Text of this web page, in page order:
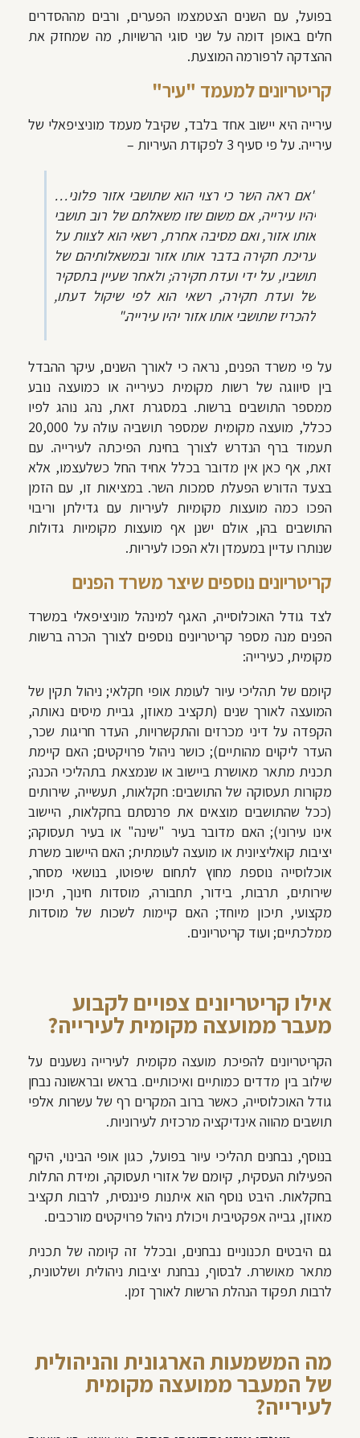
בפועל, עם השנים הצטמצמו הפערים, ורבים מההסדרים
חלים באופן דומה על שני סוגי הרשויות, מה שמחזק את
ההצדקה לרפורמה המוצעת.
קריטריונים למעמד "עיר"
עירייה היא יישוב אחד בלבד, שקיבל מעמד מוניציפאלי של
עירייה. על פי סעיף 3 לפקודת העיריות –
"אם ראה השר כי רצוי הוא שתושבי אזור פלוני…
יהיו עירייה, אם משום שזו משאלתם של רוב תושבי
אותו אזור, ואם מסיבה אחרת, רשאי הוא לצוות על
עריכת חקירה בדבר אותו אזור ובמשאלותיהם של
תושביו, על ידי ועדת חקירה; ולאחר שעיין בתסקיר
של ועדת חקירה, רשאי הוא לפי שיקול דעתו,
להכריז שתושבי אותו אזור יהיו עירייה."
על פי משרד הפנים, נראה כי לאורך השנים, עיקר ההבדל
בין סיווגה של רשות מקומית כעירייה או כמועצה נובע
ממספר התושבים ברשות. במסגרת זאת, נהג נוהג לפיו
ככלל, מועצה מקומית שמספר תושביה עולה על 20,000
תעמוד ברף הנדרש לצורך בחינת הפיכתה לעירייה. עם
זאת, אף כאן אין מדובר בכלל אחיד החל כשלעצמו, אלא
בצעד הדורש הפעלת סמכות השר. במציאות זו, עם הזמן
הפכו כמה מועצות מקומיות לעיריות עם גדילתן וריבוי
התושבים בהן, אולם ישנן אף מועצות מקומיות גדולות
שנותרו עדיין במעמדן ולא הפכו לעיריות.
קריטריונים נוספים שיצר משרד הפנים
לצד גודל האוכלוסייה, האגף למינהל מוניציפאלי במשרד
הפנים מנה מספר קריטריונים נוספים לצורך הכרה ברשות
מקומית, כעירייה:
קיומם של תהליכי עיור לעומת אופי חקלאי; ניהול תקין של
המועצה לאורך שנים (תקציב מאוזן, גביית מיסים נאותה,
הקפדה על דיני מכרזים והתקשרויות, העדר חריגות שכר,
העדר ליקוים מהותיים); כושר ניהול פרויקטים; האם קיימת
תכנית מתאר מאושרת ביישוב או שנמצאת בתהליכי הכנה;
מקורות תעסוקה של התושבים: חקלאות, תעשייה, שירותים
(ככל שהתושבים מוצאים את פרנסתם בחקלאות, היישוב
אינו עירוני); האם מדובר בעיר "שינה" או בעיר תעסוקה;
יציבות קואליציונית או מועצה לעומתית; האם היישוב משרת
אוכלוסייה נוספת מחוץ לתחום שיפוטו, בנושאי מסחר,
שירותים, תרבות, בידור, תחבורה, מוסדות חינוך, תיכון
מקצועי, תיכון מיוחד; האם קיימות לשכות של מוסדות
ממלכתיים; ועוד קריטריונים.
אילו קריטריונים צפויים לקבוע
מעבר ממועצה מקומית לעירייה?
הקריטריונים להפיכת מועצה מקומית לעירייה נשענים על
שילוב בין מדדים כמותיים ואיכותיים. בראש ובראשונה נבחן
גודל האוכלוסייה, כאשר ברוב המקרים רף של עשרות אלפי
תושבים מהווה אינדיקציה מרכזית לעירוניות.
בנוסף, נבחנים תהליכי עיור בפועל, כגון אופי הבינוי, היקף
הפעילות העסקית, קיומם של אזורי תעסוקה, ומידת התלות
בחקלאות. היבט נוסף הוא איתנות פיננסית, לרבות תקציב
מאוזן, גבייה אפקטיבית ויכולת ניהול פרויקטים מורכבים.
גם היבטים תכנוניים נבחנים, ובכלל זה קיומה של תכנית
מתאר מאושרת. לבסוף, נבחנת יציבות ניהולית ושלטונית,
לרבות תפקוד הנהלת הרשות לאורך זמן.
מה המשמעות הארגונית והניהולית
של המעבר ממועצה מקומית
לעירייה?